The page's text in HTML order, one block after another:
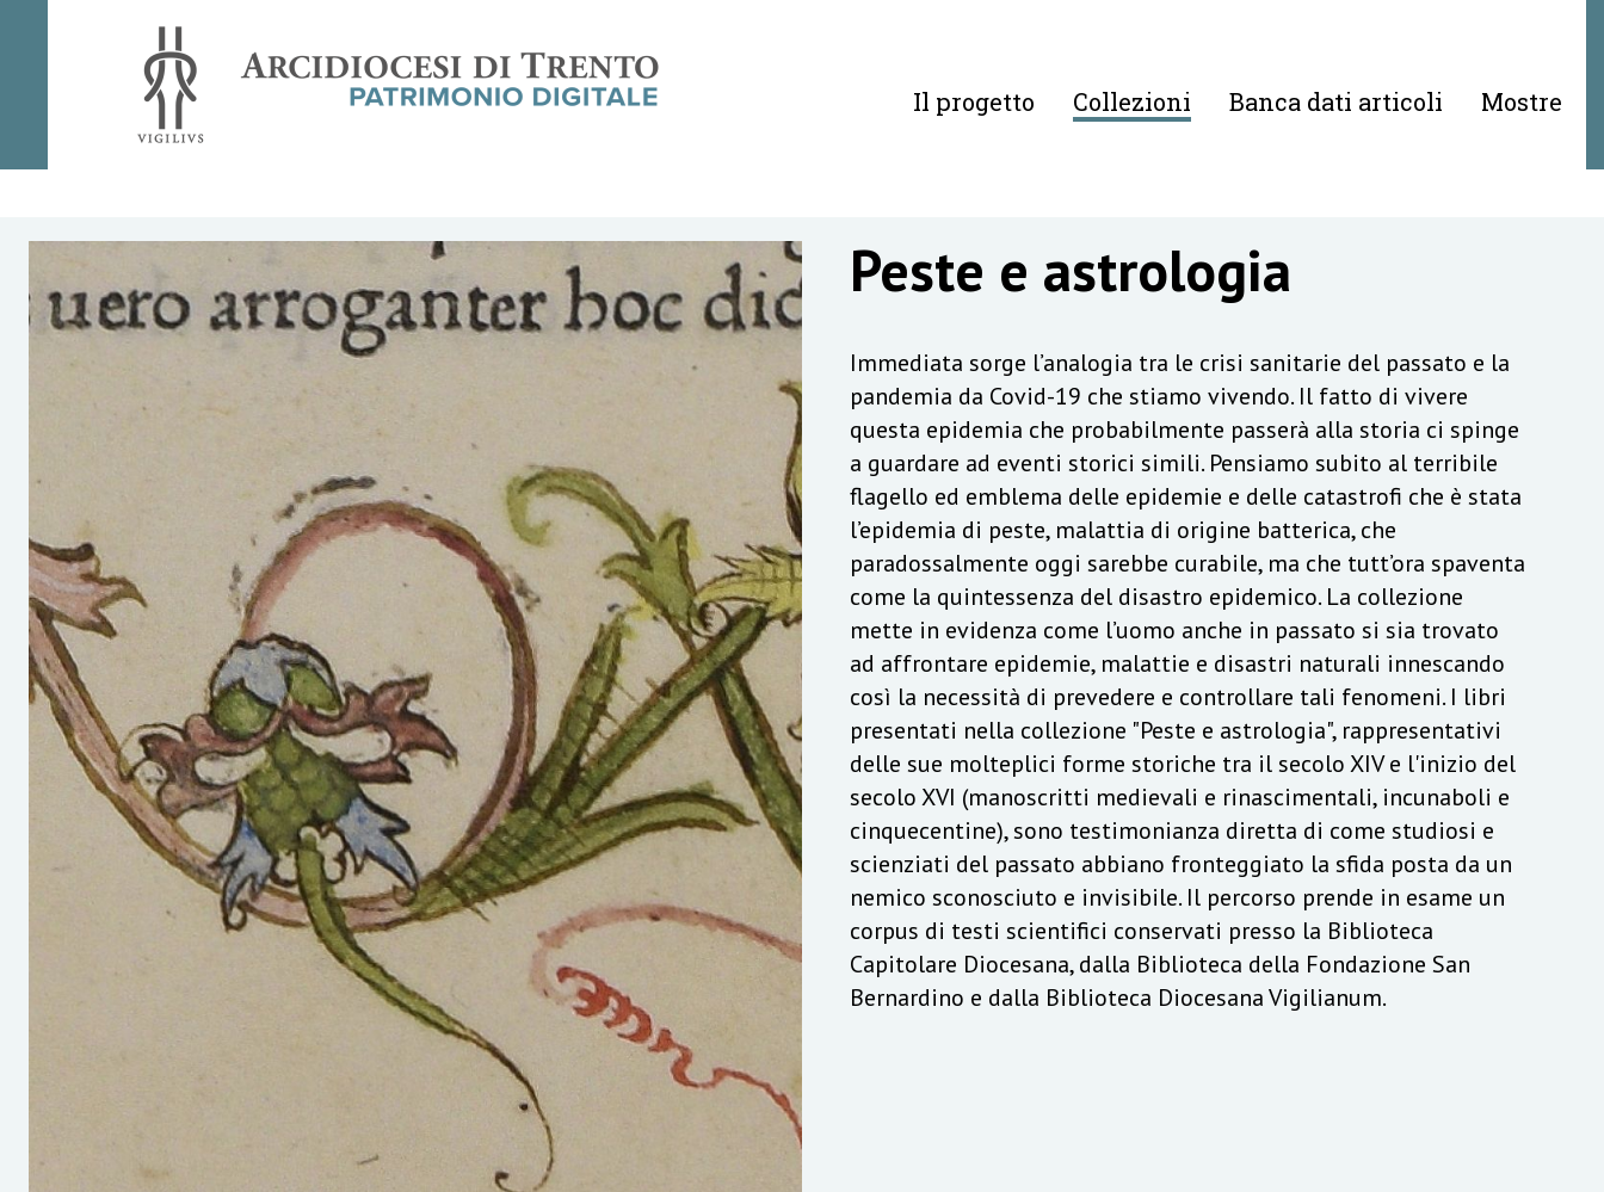
Il progetto Collezioni Banca dati articoli Mostre
Peste e astrologia
Immediata sorge l’analogia tra le crisi sanitarie del passato e la
pandemia da Covid-19 che stiamo vivendo. Il fatto di vivere
questa epidemia che probabilmente passerà alla storia ci spinge
a guardare ad eventi storici simili. Pensiamo subito al terribile
flagello ed emblema delle epidemie e delle catastrofi che è stata
l’epidemia di peste, malattia di origine batterica, che
paradossalmente oggi sarebbe curabile, ma che tutt’ora spaventa
come la quintessenza del disastro epidemico. La collezione
mette in evidenza come l’uomo anche in passato si sia trovato
ad affrontare epidemie, malattie e disastri naturali innescando
così la necessità di prevedere e controllare tali fenomeni. I libri
presentati nella collezione "Peste e astrologia", rappresentativi
delle sue molteplici forme storiche tra il secolo XIV e l'inizio del
secolo XVI (manoscritti medievali e rinascimentali, incunaboli e
cinquecentine), sono testimonianza diretta di come studiosi e
scienziati del passato abbiano fronteggiato la sfida posta da un
nemico sconosciuto e invisibile. Il percorso prende in esame un
corpus di testi scientifici conservati presso la Biblioteca
Capitolare Diocesana, dalla Biblioteca della Fondazione San
Bernardino e dalla Biblioteca Diocesana Vigilianum.